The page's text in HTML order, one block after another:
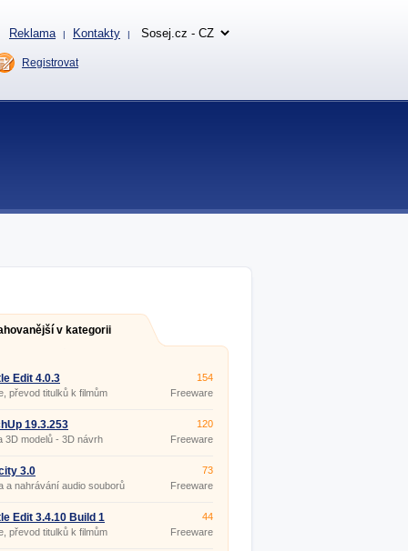
v kategorii
Edit 4.0.3
převod titulků k filmům
154
Freeware
19.3.253
3D modelů - 3D návrh
120
Freeware
3.0
a nahrávání audio souborů
73
Freeware
Edit 3.4.10 Build 1
převod titulků k filmům
44
Freeware
Reklama | Kontakty |
Registrovat